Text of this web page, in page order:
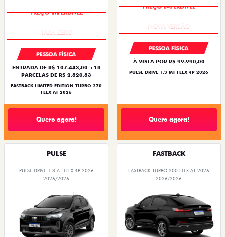
PREÇO IMPERDÍVEL
PESSOA FÍSICA
ENTRADA DE R$ 107.443,00 +18
PARCELAS DE R$ 2.820,83
FASTBACK LIMITED EDITION TURBO 270
FLEX AT 2026
Quero agora!
PREÇO IMPERDÍVEL
PESSOA FÍSICA
À VISTA POR R$ 99.990,00
PULSE DRIVE 1.3 MT FLEX 4P 2026
Quero agora!
PULSE
PULSE DRIVE 1.3 AT FLEX 4P 2026
2026/2026
FASTBACK
FASTBACK TURBO 200 FLEX AT 2026
2026/2026